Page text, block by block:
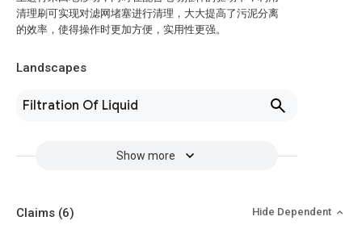
清理刷可实现对滤网堵塞进行清理，大大提高了污泥分离
的效率，使得操作时更加方便，实用性更强。
Landscapes
Filtration Of Liquid
Show more
Claims (6) Hide Dependent